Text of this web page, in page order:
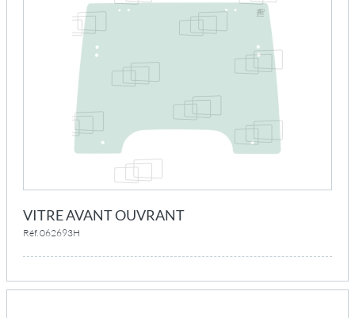
VITRE AVANT OUVRANT
Réf. 062693H